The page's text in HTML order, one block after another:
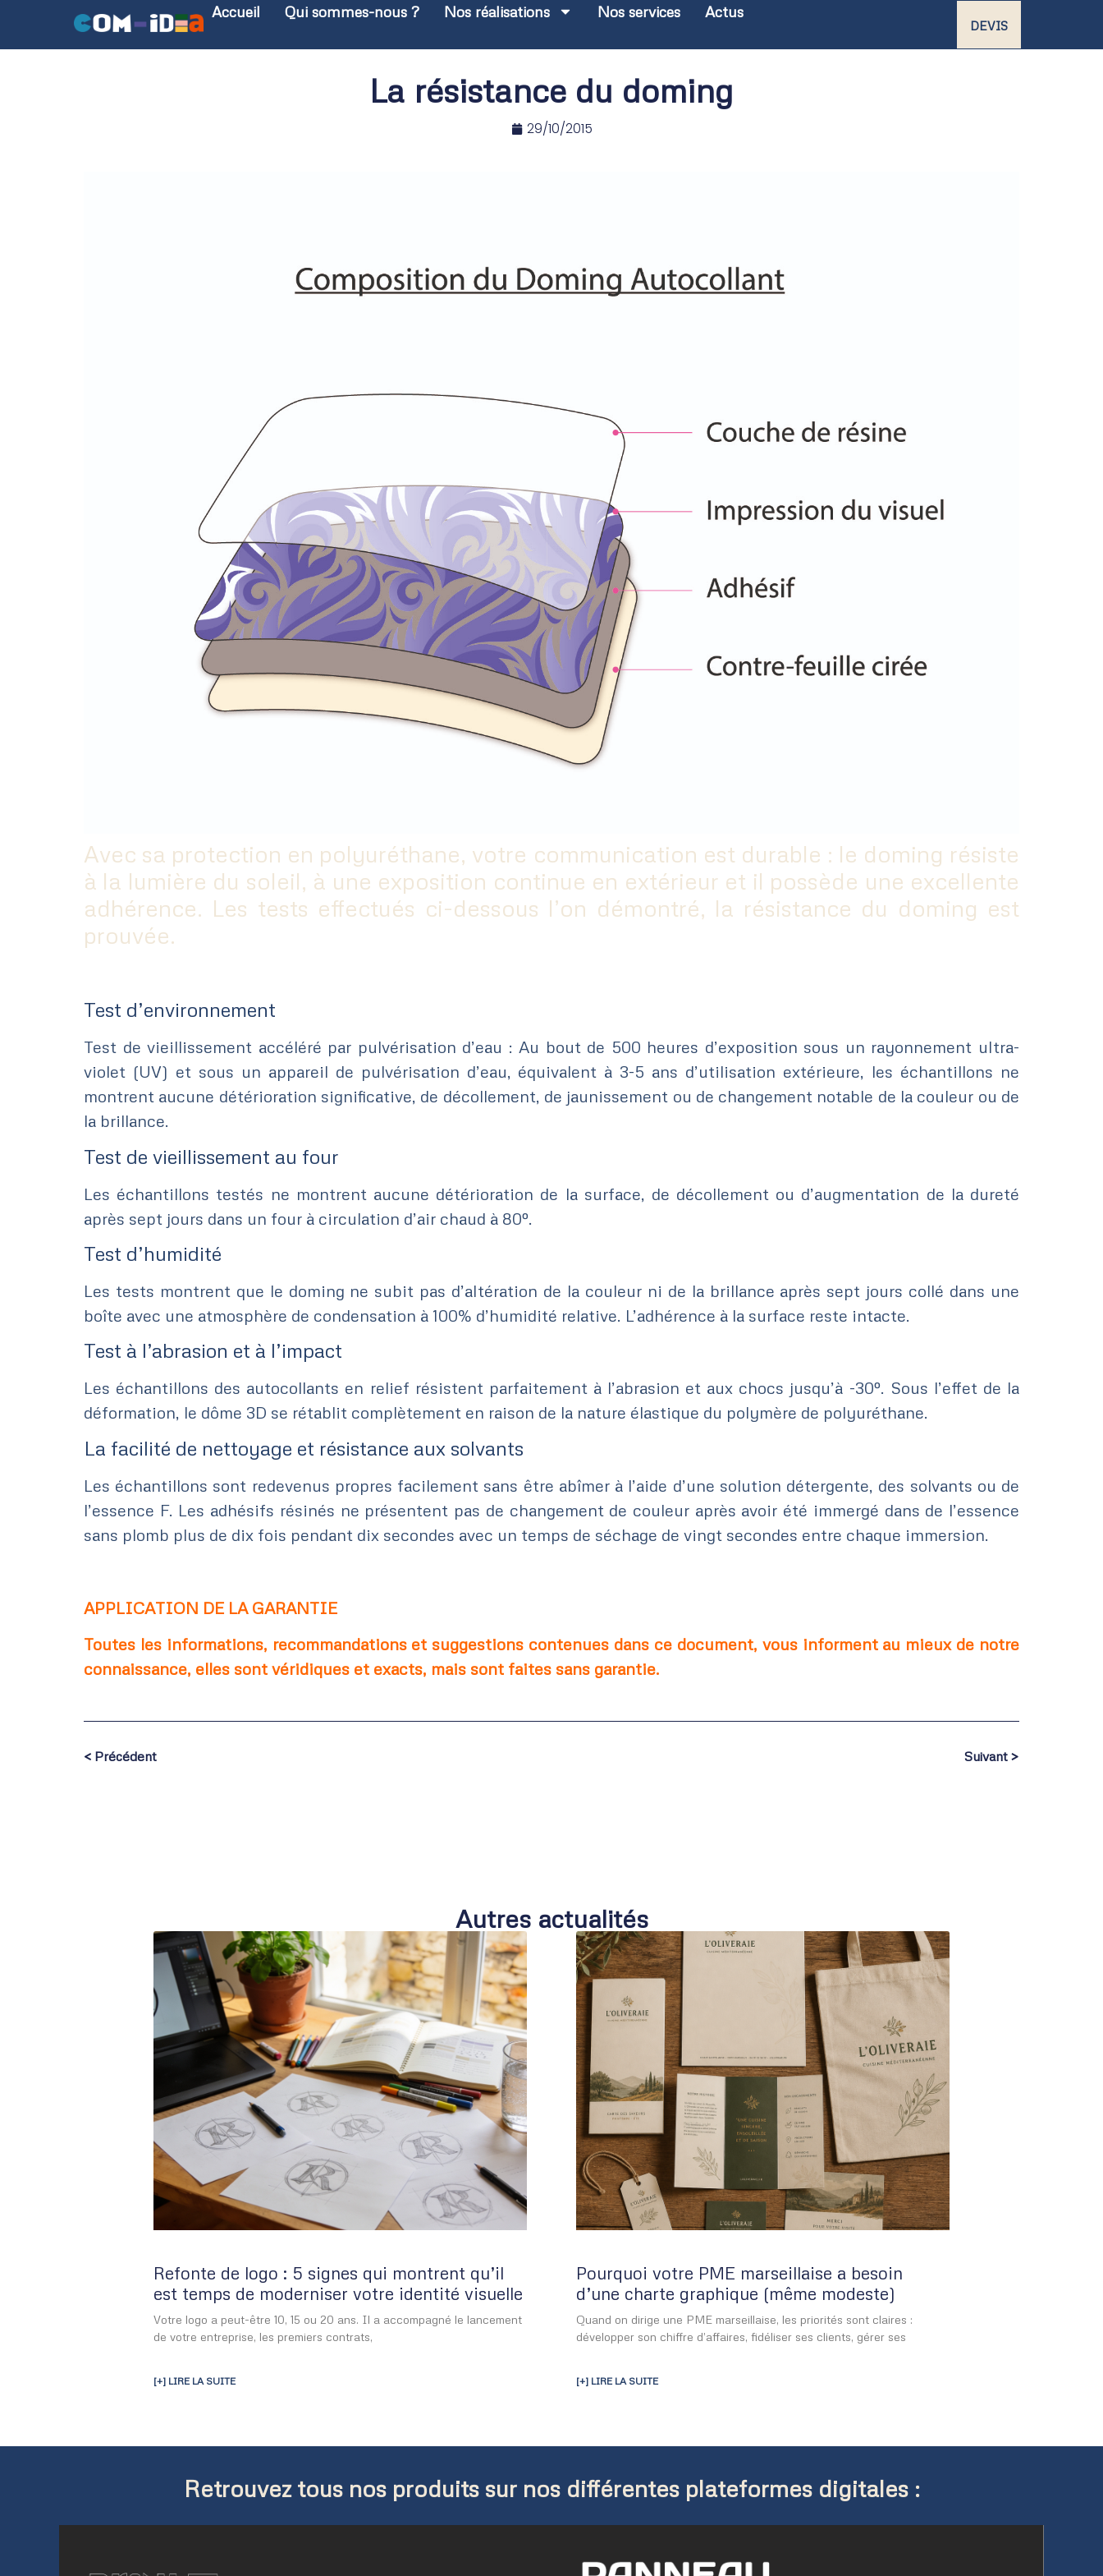
Accueil Qui sommes-nous ? Nos réalisations Nos services Actus
DEVIS
La résistance du doming
29/10/2015
Avec sa protection en polyuréthane, votre communication est durable : le doming résiste
à la lumière du soleil, à une exposition continue en extérieur et il possède une excellente
adhérence. Les tests effectués ci-dessous l’on démontré, la résistance du doming est
prouvée.
Test d’environnement
Test de vieillissement accéléré par pulvérisation d’eau : Au bout de 500 heures d’exposition sous un rayonnement ultra-
violet (UV) et sous un appareil de pulvérisation d’eau, équivalent à 3-5 ans d’utilisation extérieure, les échantillons ne
montrent aucune détérioration significative, de décollement, de jaunissement ou de changement notable de la couleur ou de
la brillance.
Test de vieillissement au four
Les échantillons testés ne montrent aucune détérioration de la surface, de décollement ou d’augmentation de la dureté
après sept jours dans un four à circulation d’air chaud à 80º.
Test d’humidité
Les tests montrent que le doming ne subit pas d’altération de la couleur ni de la brillance après sept jours collé dans une
boîte avec une atmosphère de condensation à 100% d’humidité relative. L’adhérence à la surface reste intacte.
Test à l’abrasion et à l’impact
Les échantillons des autocollants en relief résistent parfaitement à l’abrasion et aux chocs jusqu’à -30º. Sous l’effet de la
déformation, le dôme 3D se rétablit complètement en raison de la nature élastique du polymère de polyuréthane.
La facilité de nettoyage et résistance aux solvants
Les échantillons sont redevenus propres facilement sans être abîmer à l’aide d’une solution détergente, des solvants ou de
l’essence F. Les adhésifs résinés ne présentent pas de changement de couleur après avoir été immergé dans de l’essence
sans plomb plus de dix fois pendant dix secondes avec un temps de séchage de vingt secondes entre chaque immersion.
APPLICATION DE LA GARANTIE
Toutes les informations, recommandations et suggestions contenues dans ce document, vous informent au mieux de notre
connaissance, elles sont véridiques et exacts, mais sont faites sans garantie.
< Précédent Suivant >
Autres actualités
Refonte de logo : 5 signes qui montrent qu’il
est temps de moderniser votre identité visuelle
Votre logo a peut-être 10, 15 ou 20 ans. Il a accompagné le lancement
de votre entreprise, les premiers contrats,
[+] LIRE LA SUITE
Pourquoi votre PME marseillaise a besoin
d’une charte graphique (même modeste)
Quand on dirige une PME marseillaise, les priorités sont claires :
développer son chiffre d’affaires, fidéliser ses clients, gérer ses
[+] LIRE LA SUITE
Retrouvez tous nos produits sur nos différentes plateformes digitales :